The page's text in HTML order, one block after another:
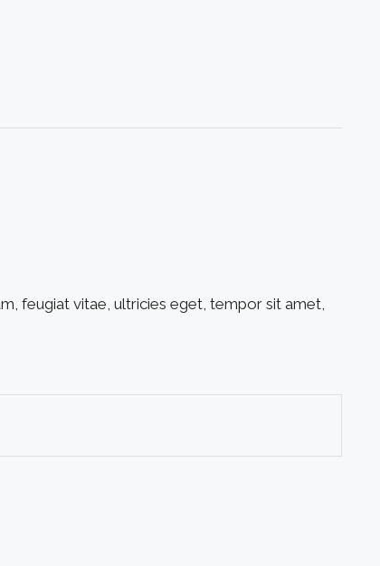
feugiat vitae, ultricies eget, tempor sit amet,